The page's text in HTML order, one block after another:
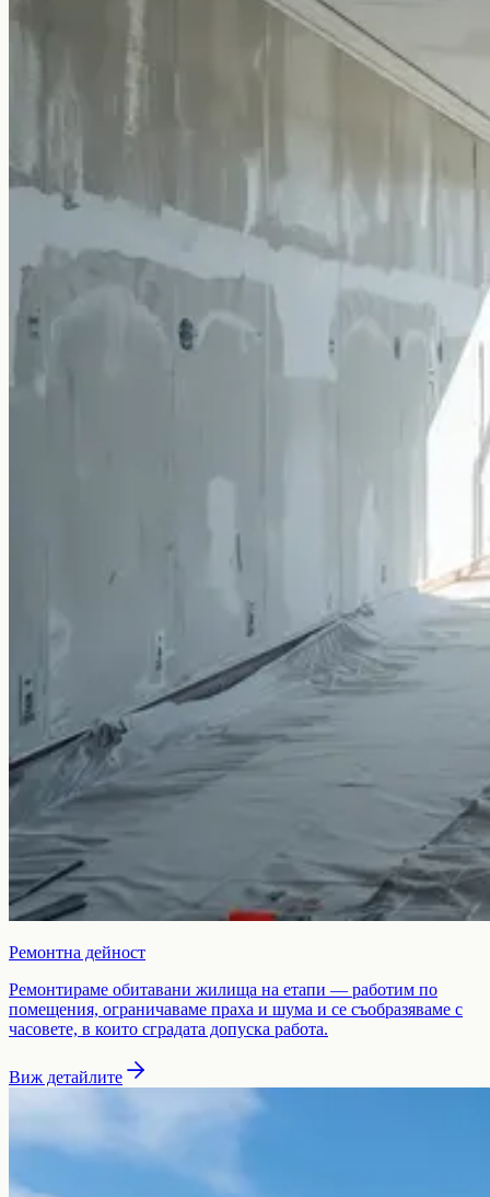
Ремонтна дейност
Ремонтираме обитавани жилища на етапи — работим по
помещения, ограничаваме праха и шума и се съобразяваме с
часовете, в които сградата допуска работа.
Виж детайлите